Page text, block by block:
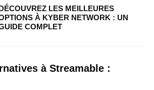
LES MEILLEURES
À KYBER NETWORK : UN
COMPLET
à Streamable :